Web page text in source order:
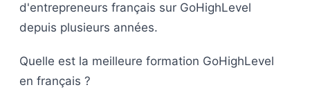
d'entrepreneurs français sur GoHighLevel
depuis plusieurs années.
Quelle est la meilleure formation GoHighLevel
en français ?